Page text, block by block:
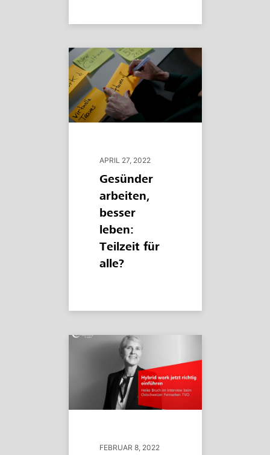
APRIL 27, 2022
Gesünder
arbeiten,
besser
leben:
Teilzeit für
alle?
FEBRUAR 8, 2022